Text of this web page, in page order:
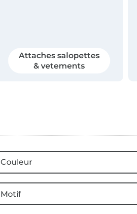
Attaches salopettes
& vetements
Couleur
Motif